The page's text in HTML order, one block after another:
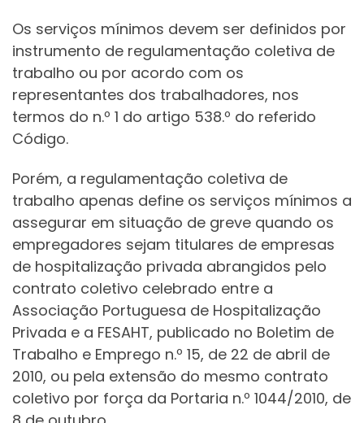
Os serviços mínimos devem ser definidos por
instrumento de regulamentação coletiva de
trabalho ou por acordo com os
representantes dos trabalhadores, nos
termos do n.º 1 do artigo 538.º do referido
Código.
Porém, a regulamentação coletiva de
trabalho apenas define os serviços mínimos a
assegurar em situação de greve quando os
empregadores sejam titulares de empresas
de hospitalização privada abrangidos pelo
contrato coletivo celebrado entre a
Associação Portuguesa de Hospitalização
Privada e a FESAHT, publicado no Boletim de
Trabalho e Emprego n.º 15, de 22 de abril de
2010, ou pela extensão do mesmo contrato
coletivo por força da Portaria n.º 1044/2010, de